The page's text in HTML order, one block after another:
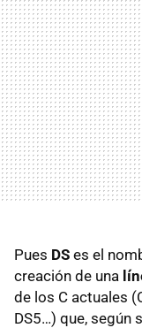
Pues DS es el
creación de una
de los C actuales
DS5…) que, según